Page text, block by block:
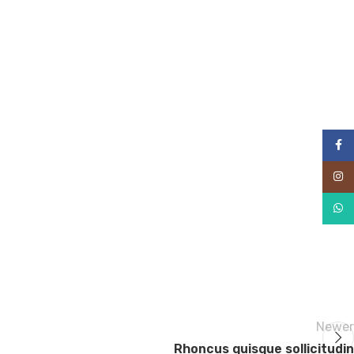
Newer
Rhoncus quisque sollicitudin